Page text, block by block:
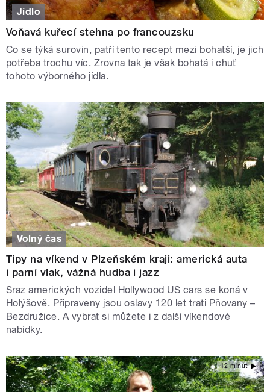
Jídlo
Voňavá kuřecí stehna po francouzsku
Co se týká surovin, patří tento recept mezi bohatší, je jich
potřeba trochu víc. Zrovna tak je však bohatá i chuť
tohoto výborného jídla.
Volný čas
Tipy na víkend v Plzeňském kraji: americká auta
i parní vlak, vážná hudba i jazz
Sraz amerických vozidel Hollywood US cars se koná v
Holýšově. Připraveny jsou oslavy 120 let trati Pňovany –
Bezdružice. A vybrat si můžete i z další víkendové
nabídky.
12 minut